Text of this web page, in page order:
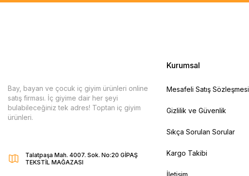
Bay, bayan ve çocuk iç giyim ürünleri online
satış firması. İç giyime dair her şeyi
bulabileceğiniz tek adres! Toptan iç giyim
ürünleri.
Talatpaşa Mah. 4007. Sok. No:20 GİPAŞ
TEKSTİL MAĞAZASI
Kurumsal
Mesafeli Satış Sözleşmesi
Gizlilik ve Güvenlik
Sıkça Sorulan Sorular
Kargo Takibi
İletişim